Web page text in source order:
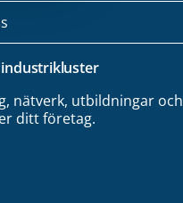
industrikluster
nätverk, utbildningar och
ditt företag.